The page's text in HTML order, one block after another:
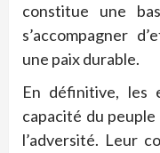
constitue une
s’accompagner
une paix durable.
En définitive, les
capacité du
l’adversité. Leur